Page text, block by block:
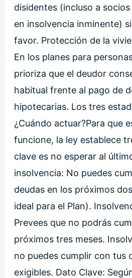
disidentes (incluso a
en insolvencia inminente)
favor. Protección de la
En los planes para
prioriza que el deudor
habitual frente al pago de
hipotecarias. Los tres
¿Cuándo actuar?Para que
funcione, la ley establece
clave es no esperar al
insolvencia: No puedes
deudas en los próximos
ideal para el Plan).
Prevees que no podrás
próximos tres meses.
no puedes cumplir con tus
exigibles. Dato Clave: